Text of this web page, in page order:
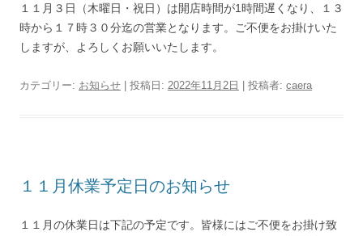
１１月３日（木曜日・祝日）は開店時間が1時間遅くなり、１３
時から１７時３０分迄の営業となります。ご不便をお掛けいた
しますが、よろしくお願いいたします。
カテゴリー: お知らせ | 投稿日: 2022年11月2日 投稿者: caera
１１月休業予定日のお知らせ
１１月の休業日は下記の予定です。皆様にはご不便をお掛け致